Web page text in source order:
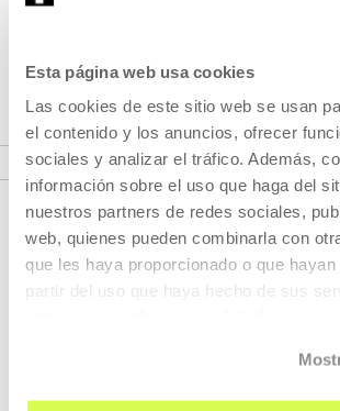
Esta página web usa cookies
Las cookies de este sitio web se usan
el contenido y los anuncios, ofrecer
sociales y analizar el tráfico. Además,
información sobre el uso que haga del
nuestros partners de redes sociales,
web, quienes pueden combinarla con
que les haya proporcionado o que hayan
partir del uso que haya hecho de sus